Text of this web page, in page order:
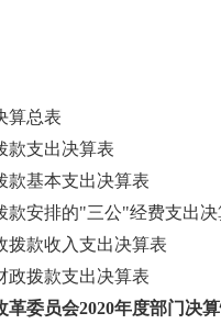
算总表
款支出决算表
款基本支出决算表
款安排的"三公"经费支出决
拨款收入支出决算表
政拨款支出决算表
委员会2020年度部门决